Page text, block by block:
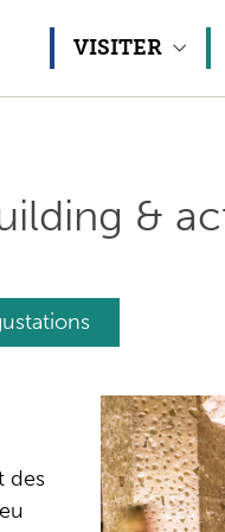
VISITER
&
des